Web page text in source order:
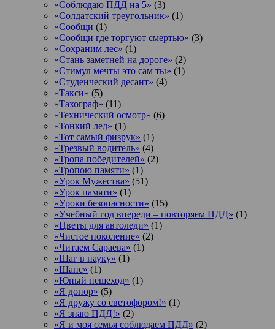
«Соблюдаю ПДД на 5» (3)
«Солдатский треугольник» (1)
«Сообщи (1)
«Сообщи где торгуют смертью» (3)
«Сохраним лес» (1)
«Стань заметней на дороге» (2)
«Стимул мечты это сам ты» (1)
«Студенческий десант» (4)
«Такси» (5)
«Тахограф» (11)
«Технический осмотр» (6)
«Тонкий лед» (1)
«Тот самый физрук» (1)
«Трезвый водитель» (4)
«Тропа победителей» (2)
«Тропою памяти» (1)
«Урок Мужества» (51)
«Урок памяти» (1)
«Уроки безопасности» (15)
«Учебный год впереди – повторяем ПДД» (1)
«Цветы для автоледи» (1)
«Чистое поколение» (2)
«Читаем Сараева» (1)
«Шаг в науку» (1)
«Шанс» (1)
«Юный пешеход» (1)
«Я донор» (5)
«Я дружу со светофором!» (1)
«Я знаю ПДД!» (2)
«Я и моя семья соблюдаем ПДД» (2)